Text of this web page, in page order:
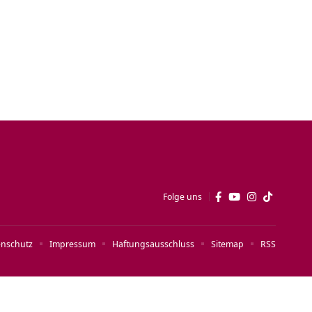
Folge uns
Impressum Haftungsausschluss Sitemap RSS